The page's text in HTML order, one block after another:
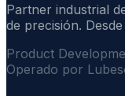
Partner industrial
de precisión.
Product
Operado por